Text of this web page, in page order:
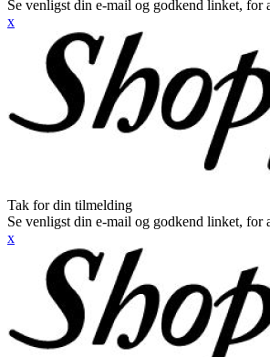
Se venligst din e-mail og godkend linket, for
x
Tak for din tilmelding
Se venligst din e-mail og godkend linket, for
x